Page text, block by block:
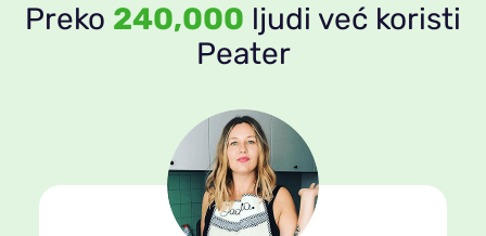
Preko 240,000 ljudi već koristi
Peater